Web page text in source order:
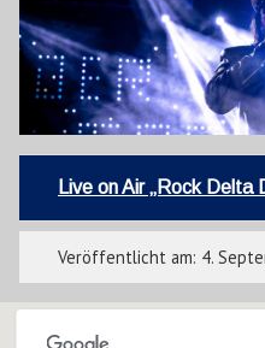
Live on Air „Rock Delta
Veröffentlicht am: 4.